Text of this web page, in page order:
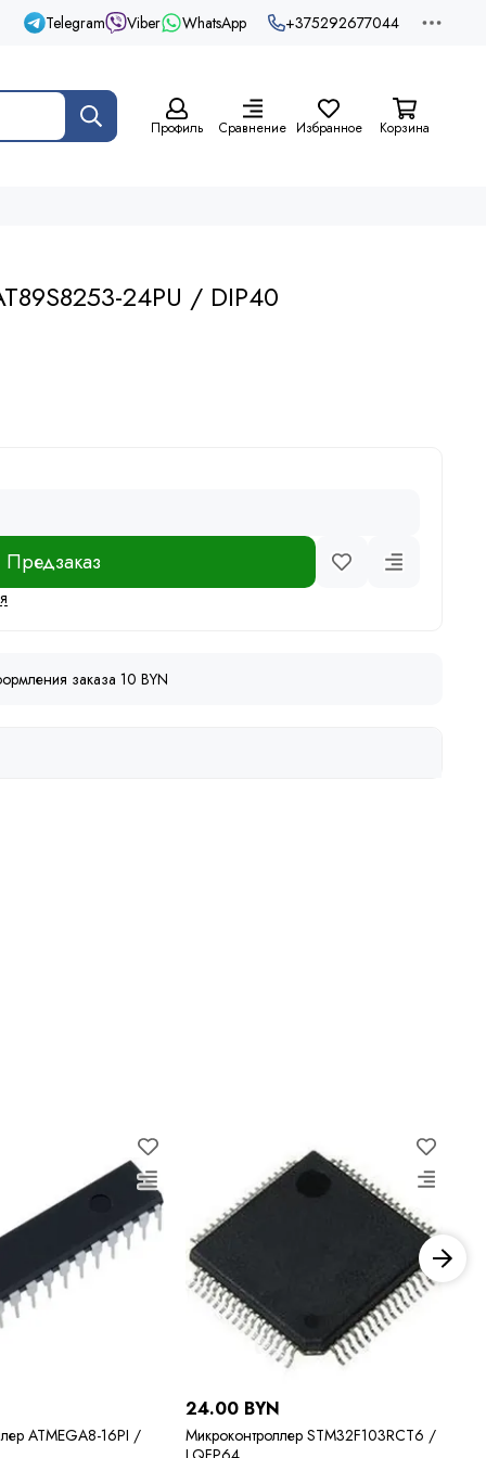
Telegram Viber WhatsApp +375292677044
Профиль Сравнение Избранное Корзина
24PU / DIP40
Предзаказ
заказа 10 BYN
ATMEGA8-16PI /
24.00 BYN
Микроконтроллер STM32F103RCT6 /